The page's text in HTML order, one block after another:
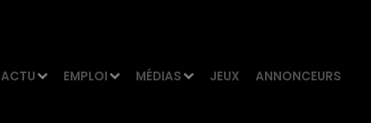
ACTU EMPLOI MÉDIAS JEUX ANNONCEURS